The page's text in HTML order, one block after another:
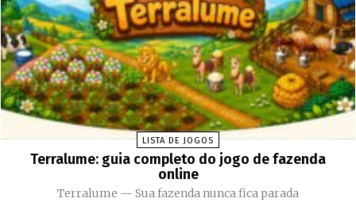
LISTA DE JOGOS
Terralume: guia completo do jogo de fazenda
online
Terralume — Sua fazenda nunca fica parada